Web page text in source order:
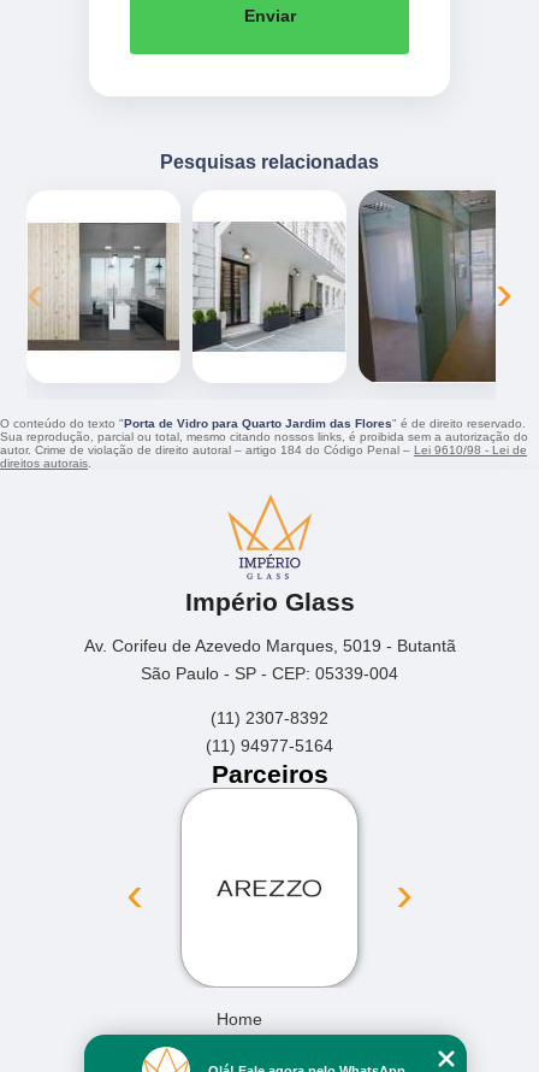
Enviar
Pesquisas relacionadas
‹ ›
O conteúdo do texto "Porta de Vidro para Quarto Jardim das Flores" é de direito reservado.
Sua reprodução, parcial ou total, mesmo citando nossos links, é proibida sem a autorização do
autor. Crime de violação de direito autoral – artigo 184 do Código Penal – Lei 9610/98 - Lei de
direitos autorais
Império Glass
Av. Corifeu de Azevedo Marques, 5019 - Butantã
São Paulo - SP - CEP: 05339-004
(11) 2307-8392
(11) 94977-5164
Parceiros
‹ ›
Home